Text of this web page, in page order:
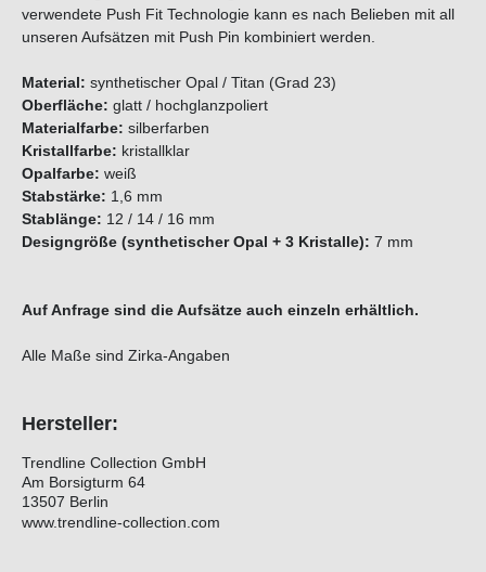
verwendete Push Fit Technologie kann es nach Belieben mit all
unseren Aufsätzen mit Push Pin kombiniert werden.
Material: synthetischer Opal / Titan (Grad 23)
Oberfläche: glatt / hochglanzpoliert
Materialfarbe: silberfarben
Kristallfarbe: kristallklar
Opalfarbe: weiß
Stabstärke: 1,6 mm
Stablänge: 12 / 14 / 16 mm
Designgröße (synthetischer Opal + 3 Kristalle): 7 mm
Auf Anfrage sind die Aufsätze auch einzeln erhältlich.
Alle Maße sind Zirka-Angaben
Hersteller:
Trendline Collection GmbH
Am Borsigturm 64
13507 Berlin
www.trendline-collection.com